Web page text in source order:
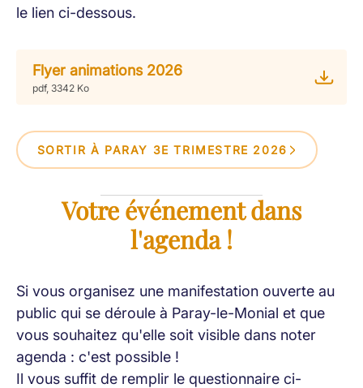
le lien ci-dessous.
Flyer animations 2026
pdf, 3342 Ko
SORTIR À PARAY 3E TRIMESTRE 2026
Votre événement dans
l'agenda !
Si vous organisez une manifestation ouverte au
public qui se déroule à Paray-le-Monial et que
vous souhaitez qu'elle soit visible dans noter
agenda : c'est possible !
Il vous suffit de remplir le questionnaire ci-